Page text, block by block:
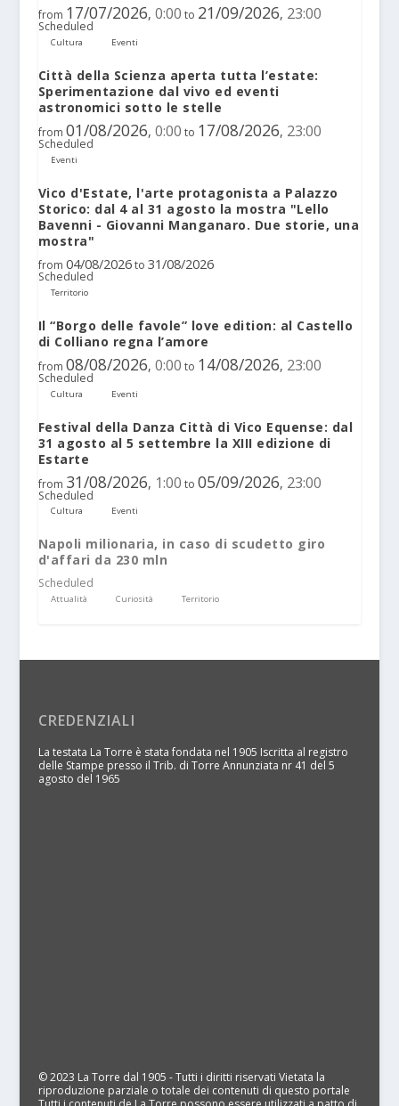
from 17/07/2026, 0:00 to 21/09/2026, 23:00
Scheduled
Cultura Eventi
Città della Scienza aperta tutta l’estate:
Sperimentazione dal vivo ed eventi
astronomici sotto le stelle
from 01/08/2026, 0:00 to 17/08/2026, 23:00
Scheduled
Eventi
Vico d'Estate, l'arte protagonista a Palazzo
Storico: dal 4 al 31 agosto la mostra "Lello
Bavenni - Giovanni Manganaro. Due storie, una
mostra"
from 04/08/2026 to 31/08/2026
Scheduled
Territorio
Il “Borgo delle favole” love edition: al Castello
di Colliano regna l’amore
from 08/08/2026, 0:00 to 14/08/2026, 23:00
Scheduled
Cultura Eventi
Festival della Danza Città di Vico Equense: dal
31 agosto al 5 settembre la XIII edizione di
Estarte
from 31/08/2026, 1:00 to 05/09/2026, 23:00
Scheduled
Cultura Eventi
Napoli milionaria, in caso di scudetto giro
d'affari da 230 mln
Scheduled
Attualità Curiosità Territorio
CREDENZIALI
La testata La Torre è stata fondata nel 1905 Iscritta al registro
delle Stampe presso il Trib. di Torre Annunziata nr 41 del 5
agosto del 1965
© 2023 La Torre dal 1905 - Tutti i diritti riservati Vietata la
riproduzione parziale o totale dei contenuti di questo portale